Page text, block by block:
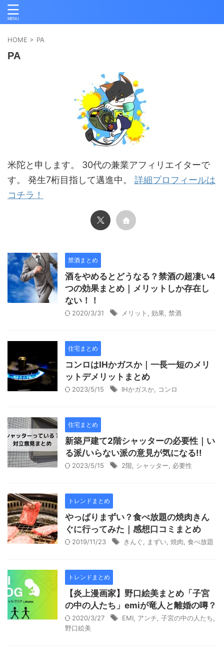
HOME > PA
PA
米陀と申します。 30代の兼業アフィリエイターで
す。 発生7桁目指して邁進中。 詳細プロフィールは
コチラ！
禁酒まとめ
酒をやめるとどうなる？禁酒の超凄い4
つの効果まとめ｜メリットしか存在し
ない！！
2020/3/31 メリット 効果 禁酒
住宅まとめ
コンロはIHかガスか｜一長一短のメリ
ットデメリットまとめ
2023/5/15 IHかガスか コンロ
住宅まとめ
新築戸建て2階シャッターの必要性｜い
る派/いらない派の意見が気になる!!
2023/5/15 2階 シャッター 必要性
トレンドまとめ
やっぱりまずい？食べ放題の焼肉きん
ぐに行ってみた｜感想口コミまとめ
2019/11/23 きんぐ まずい 焼肉 食べ放題
トレンドまとめ
【炎上漫画家】野口絵美まとめ「子宮
の中の人たち」emiが竜人と離婚の噂？
2020/3/27 EMI アンチ 子宮の中の人たち
野口絵美